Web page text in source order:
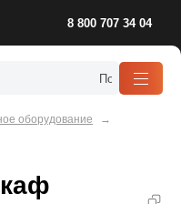
8 800 707 34 04
оборудование